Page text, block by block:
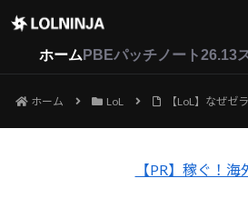
ホーム PBEパッチノート26.13
ホーム LoL 【LoL】なぜゼラスはスキル発
【PR】稼ぐ！海